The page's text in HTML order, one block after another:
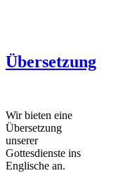
Übersetzung
Wir bieten eine
Übersetzung
unserer
Gottesdienste ins
Englische an.